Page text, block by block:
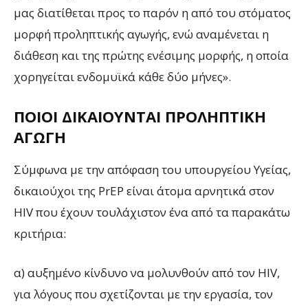
μας διατίθεται προς το παρόν η από του στόματος
μορφή προληπτικής αγωγής, ενώ αναμένεται η
διάθεση και της πρώτης ενέσιμης μορφής, η οποία
χορηγείται ενδομυϊκά κάθε δύο μήνες».
ΠΟΙΟΙ ΔΙΚΑΙΟΎΝΤΑΙ ΠΡΟΛΗΠΤΙΚΉ
ΑΓΩΓΉ
Σύμφωνα με την απόφαση του υπουργείου Υγείας,
δικαιούχοι της PrEP είναι άτομα αρνητικά στον
HIV που έχουν τουλάχιστον ένα από τα παρακάτω
κριτήρια:
α) αυξημένο κίνδυνο να μολυνθούν από τον HIV,
για λόγους που σχετίζονται με την εργασία, τον